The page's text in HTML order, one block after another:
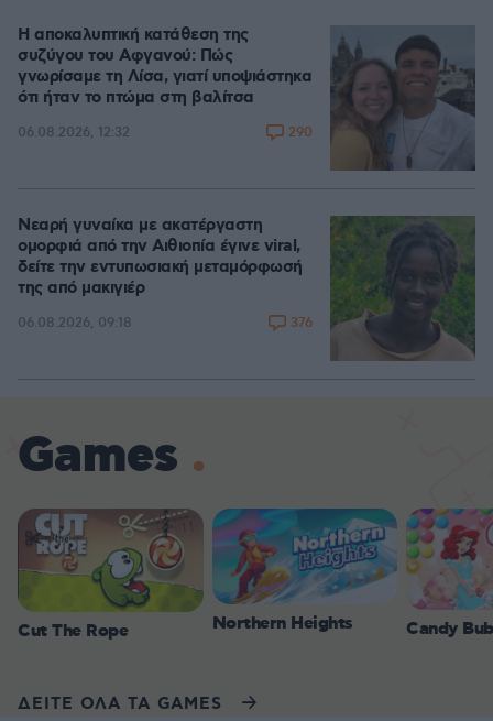
Η αποκαλυπτική κατάθεση της
συζύγου του Αφγανού: Πώς
γνωρίσαμε τη Λίσα, γιατί υποψιάστηκα
ότι ήταν το πτώμα στη βαλίτσα
06.08.2026, 12:32 290
Νεαρή γυναίκα με ακατέργαστη
ομορφιά από την Αιθιοπία έγινε viral,
δείτε την εντυπωσιακή μεταμόρφωσή
της από μακιγιέρ
06.08.2026, 09:18 376
Games
Cut The Rope Northern Heights Candy
ΔΕΙΤΕ ΟΛΑ ΤΑ GAMES